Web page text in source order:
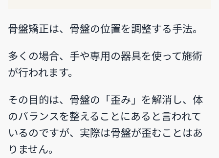
骨盤矯正は、骨盤の位置を調整する手法。
多くの場合、手や専用の器具を使って施術
が行われます。
その目的は、骨盤の「歪み」を解消し、体
のバランスを整えることにあると言われて
いるのですが、実際は骨盤が歪むことはあ
りません。